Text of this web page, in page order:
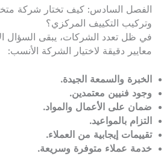
الفصل السادس: كيف تختار شركة
وتركيب التكييف المركزي؟
في ظل تعدد الشركات، يبقى السؤال
معايير دقيقة لاختيار الشركة الأنسب:
الخبرة والسمعة الجيدة.
وجود فنيين معتمدين.
ضمان على الأعمال والمواد.
التزام بالمواعيد.
تقييمات إيجابية من العملاء.
خدمة عملاء متوفرة وسريعة.